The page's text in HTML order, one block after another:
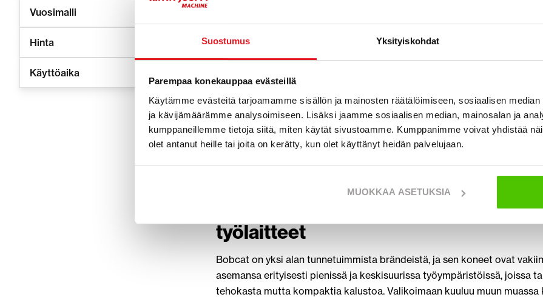
Suostumus Yksityiskohdat
Parempaa konekauppaa evästeillä
Käytämme evästeitä tarjoamamme sisällön ja mainosten räätälöimiseen, sosiaalisen
ja kävijämäärämme analysoimiseen. Lisäksi jaamme sosiaalisen median, mainosalan ja
kumppaneillemme tietoja siitä, miten käytät sivustoamme. Kumppanimme voivat yhdistää
olet antanut heille tai joita on kerätty, kun olet käyttänyt heidän palvelujaan.
MUOKKAA ASETUKSIA
Vuosimalli
Hinta
Käyttöaika
42 900€
Bobcat
Bobcat E 57 W
2017
7 521 h
58 900 €
Bobcat-kuormaajat, kaivinkoneet ja
työlaitteet
Bobcat on yksi alan tunnetuimmista brändeistä, ja sen koneet ovat
asemansa erityisesti pienissä ja keskisuurissa työympäristöissä, joissa
tehokasta mutta kompaktia kalustoa. Valikoimaan kuuluu muun